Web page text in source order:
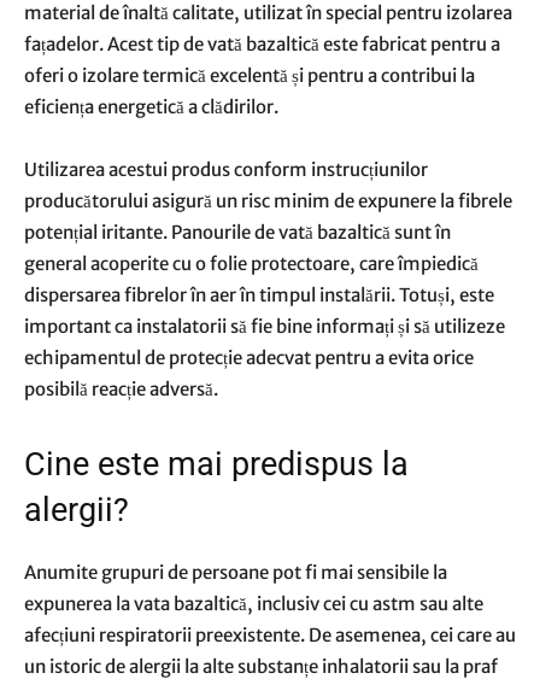
material de înaltă calitate, utilizat în special pentru izolarea
fațadelor. Acest tip de vată bazaltică este fabricat pentru a
oferi o izolare termică excelentă și pentru a contribui la
eficiența energetică a clădirilor.
Utilizarea acestui produs conform instrucțiunilor
producătorului asigură un risc minim de expunere la fibrele
potențial iritante. Panourile de vată bazaltică sunt în
general acoperite cu o folie protectoare, care împiedică
dispersarea fibrelor în aer în timpul instalării. Totuși, este
important ca instalatorii să fie bine informați și să utilizeze
echipamentul de protecție adecvat pentru a evita orice
posibilă reacție adversă.
Cine este mai predispus la
alergii?
Anumite grupuri de persoane pot fi mai sensibile la
expunerea la vata bazaltică, inclusiv cei cu astm sau alte
afecțiuni respiratorii preexistente. De asemenea, cei care au
un istoric de alergii la alte substanțe inhalatorii sau la praf